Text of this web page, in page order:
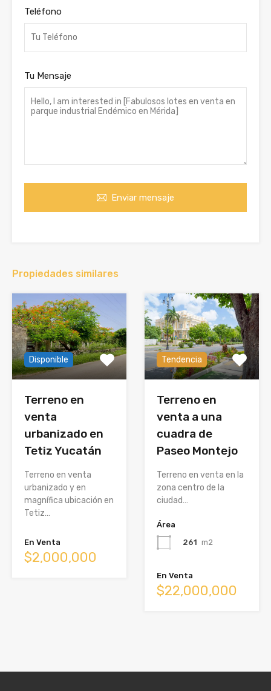
Teléfono
Tu Mensaje
Enviar mensaje
Propiedades similares
Disponible
Terreno en
venta
urbanizado en
Tetiz Yucatán
Terreno en venta
urbanizado y en
magnífica ubicación en
Tetiz…
En Venta
$2,000,000
Tendencia
Terreno en
venta a una
cuadra de
Paseo Montejo
Terreno en venta en la
zona centro de la
ciudad…
Área
261 m2
En Venta
$22,000,000